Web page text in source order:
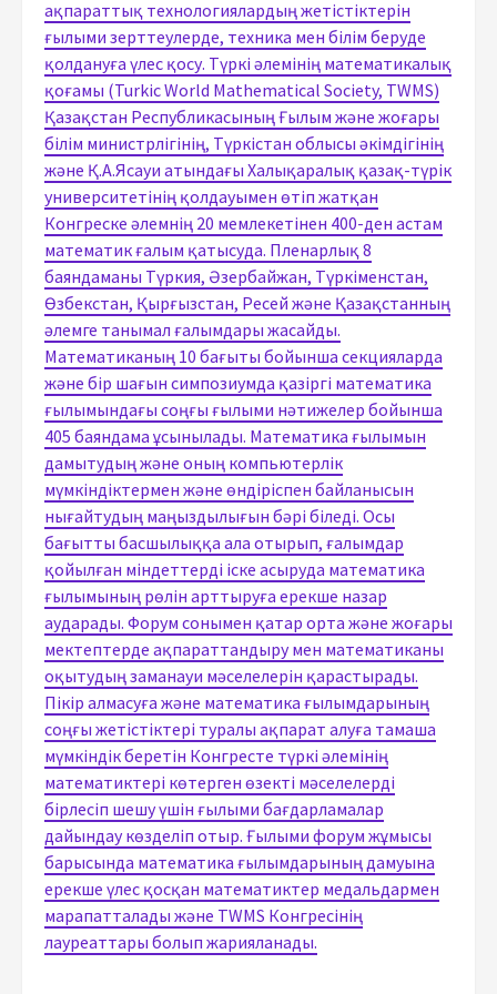
ақпараттық технологиялардың жетістіктерін
ғылыми зерттеулерде, техника мен білім беруде
қолдануға үлес қосу. Түркі әлемінің математикалық
қоғамы (Turkic World Mathematical Society, TWMS)
Қазақстан Республикасының Ғылым және жоғары
білім министрлігінің, Түркістан облысы әкімдігінің
және Қ.А.Ясауи атындағы Халықаралық қазақ-түрік
университетінің қолдауымен өтіп жатқан
Конгреске әлемнің 20 мемлекетінен 400-ден астам
математик ғалым қатысуда. Пленарлық 8
баяндаманы Түркия, Әзербайжан, Түркіменстан,
Өзбекстан, Қырғызстан, Ресей және Қазақстанның
әлемге танымал ғалымдары жасайды.
Математиканың 10 бағыты бойынша секцияларда
және бір шағын симпозиумда қазіргі математика
ғылымындағы соңғы ғылыми нәтижелер бойынша
405 баяндама ұсынылады. Математика ғылымын
дамытудың және оның компьютерлік
мүмкіндіктермен және өндіріспен байланысын
нығайтудың маңыздылығын бәрі біледі. Осы
бағытты басшылыққа ала отырып, ғалымдар
қойылған міндеттерді іске асыруда математика
ғылымының рөлін арттыруға ерекше назар
аударады. Форум сонымен қатар орта және жоғары
мектептерде ақпараттандыру мен математиканы
оқытудың заманауи мәселелерін қарастырады.
Пікір алмасуға және математика ғылымдарының
соңғы жетістіктері туралы ақпарат алуға тамаша
мүмкіндік беретін Конгресте түркі әлемінің
математиктері көтерген өзекті мәселелерді
бірлесіп шешу үшін ғылыми бағдарламалар
дайындау көзделіп отыр. Ғылыми форум жұмысы
барысында математика ғылымдарының дамуына
ерекше үлес қосқан математиктер медальдармен
марапатталады және TWMS Конгресінің
лауреаттары болып жарияланады.